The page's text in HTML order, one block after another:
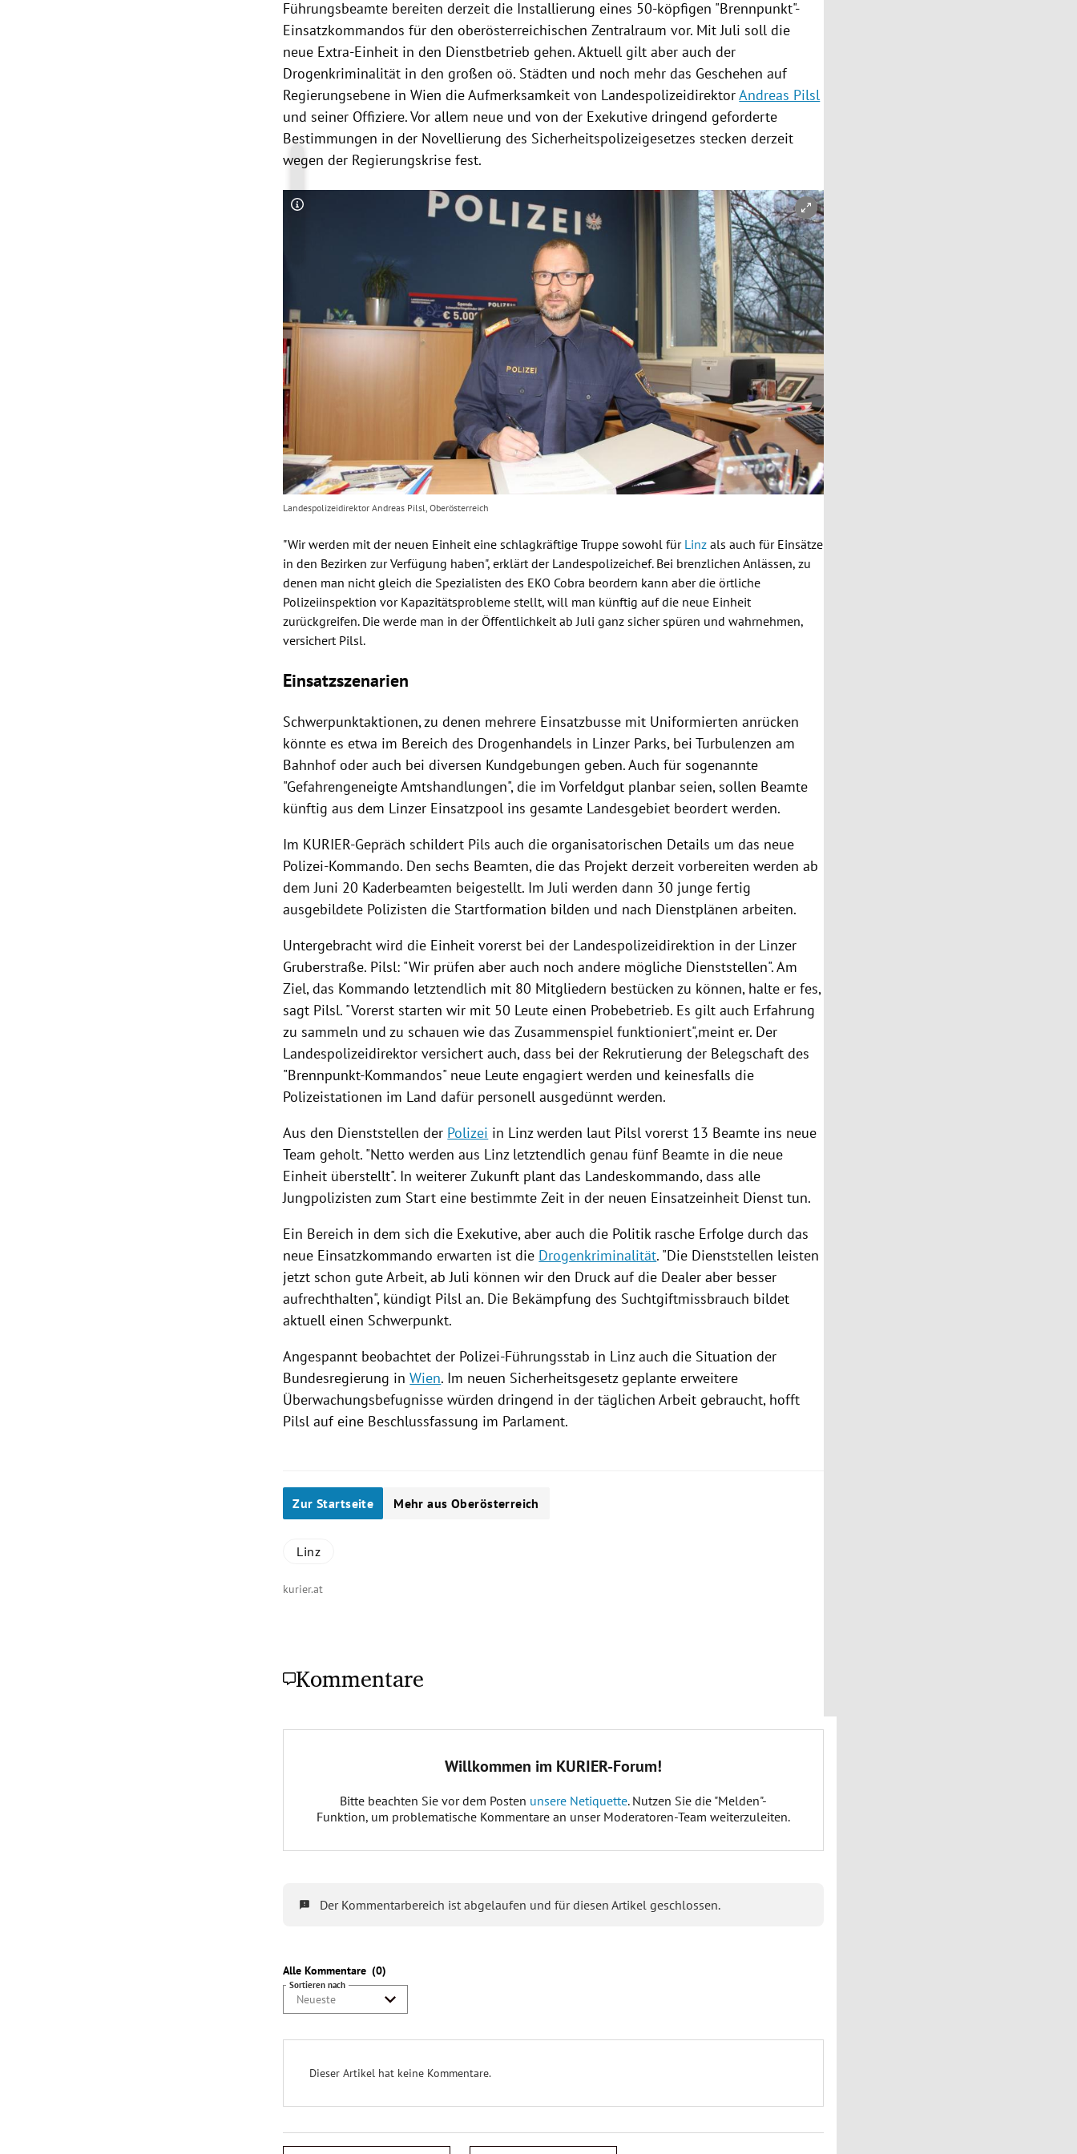
Führungsbeamte bereiten derzeit die Installierung eines 50-köpfigen "Brennpunkt"-
Einsatzkommandos für den oberösterreichischenZentralraum vor. Mit Juli soll die
neue Extra-Einheit in den Dienstbetrieb gehen. Aktuell gilt aber auch der
Drogenkriminalität in den großen oö. Städten und noch mehr das Geschehen auf
Regierungsebene inWien die Aufmerksamkeit von LandespolizeidirektorAndreas Pilsl
und seiner Offiziere. Vor allem neue und von der Exekutive dringend geforderte
Bestimmungen in der Novellierung des Sicherheitspolizeigesetzes stecken derzeit
wegen der Regierungskrise fest.
Copyright-Hinweis öffnen/schließen
Landespolizeidirektor Andreas Pilsl, Oberösterreich
"Wir werden mit der neuen Einheit eine schlagkräftige Truppe sowohl für Linz als auch für Einsätze
in den Bezirken zur Verfügung haben", erklärt der Landespolizeichef. Bei brenzlichen Anlässen, zu
denen man nicht gleich die Spezialisten des EKO Cobra beordern kann aber die örtliche
Polizeiinspektion vor Kapazitätsprobleme stellt, will man künftig auf die neue Einheit
zurückgreifen. Die werde man in der Öffentlichkeit ab Juli ganz sicher spüren und wahrnehmen,
versichert Pilsl.
Einsatzszenarien
Schwerpunktaktionen, zu denen mehrere Einsatzbusse mit Uniformierten anrücken
könnte es etwa im Bereich des Drogenhandels in Linzer Parks, bei Turbulenzen am
Bahnhof oder auch bei diversen Kundgebungen geben. Auch für sogenannte
"Gefahrengeneigte Amtshandlungen", die im Vorfeldgut planbar seien, sollen Beamte
künftig aus dem Linzer Einsatzpool ins gesamte Landesgebiet beordert werden.
Im KURIER-Gepräch schildert Pils auch die organisatorischen Details um das neue
Polizei-Kommando. Den sechs Beamten, die das Projekt derzeit vorbereiten werden ab
dem Juni 20 Kaderbeamten beigestellt. Im Juli werden dann 30 junge fertig
ausgebildete Polizisten die Startformation bilden und nach Dienstplänen arbeiten.
Untergebracht wird die Einheit vorerst bei der Landespolizeidirektion in der Linzer
Gruberstraße. Pilsl: "Wir prüfen aber auch noch andere mögliche Dienststellen". Am
Ziel, das Kommando letztendlich mit 80 Mitgliedern bestücken zu können, halte er fes,
sagt Pilsl. "Vorerst starten wir mit 50 Leute einen Probebetrieb. Es gilt auch Erfahrung
zu sammeln und zu schauen wie das Zusammenspiel funktioniert",meint er. Der
Landespolizeidirektor versichert auch, dass bei der Rekrutierung der Belegschaft des
"Brennpunkt-Kommandos" neue Leute engagiert werden und keinesfalls die
Polizeistationen im Land dafür personell ausgedünnt werden.
Aus den Dienststellen der Polizei in Linzwerden laut Pilsl vorerst 13 Beamte ins neue
Team geholt. "Netto werden aus Linzletztendlich genau fünf Beamte in die neue
Einheit überstellt". In weiterer Zukunft plant das Landeskommando, dass alle
Jungpolizisten zum Start eine bestimmte Zeit in der neuen Einsatzeinheit Dienst tun.
Ein Bereich in dem sich die Exekutive, aber auch die Politik rasche Erfolge durch das
neue Einsatzkommando erwarten ist die Drogenkriminalität. "Die Dienststellen leisten
jetzt schon gute Arbeit, ab Juli können wir den Druck auf die Dealer aber besser
aufrechthalten", kündigt Pilsl an. Die Bekämpfung des Suchtgiftmissbrauch bildet
aktuell einen Schwerpunkt.
Angespannt beobachtet der Polizei-Führungsstab in Linzauch die Situation der
Bundesregierung inWien. Im neuen Sicherheitsgesetz geplante erweitere
Überwachungsbefugnisse würden dringend in der täglichen Arbeit gebraucht, hofft
Pilsl auf eine Beschlussfassung im Parlament.
Zur Startseite Mehr aus Oberösterreich
Linz
kurier.at
Kommentare